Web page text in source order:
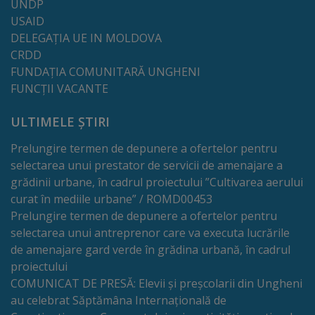
tarife
Înscrierea
copiilor
grădiniță/Plăți
Înterprinderi
municipale
Comgaz-
Plus
Modele
UNDP
USAID
DELEGAȚIA UE IN MOLDOVA
CRDD
FUNDAȚIA COMUNITARĂ UNGHENI
FUNCȚII VACANTE
ULTIMELE ȘTIRI
Prelungire termen de depunere a ofertelor pentru
selectarea unui prestator de servicii de amenajare a
grădinii urbane, în cadrul proiectului ”Cultivarea aerului
curat în mediile urbane” / ROMD00453
Prelungire termen de depunere a ofertelor pentru
selectarea unui antreprenor care va executa lucrările
de amenajare gard verde în grădina urbană, în cadrul
proiectului
COMUNICAT DE PRESĂ: Elevii și preșcolarii din Ungheni
au celebrat Săptămâna Internațională de